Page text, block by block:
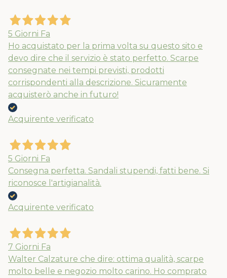
5 Giorni Fa
Ho acquistato per la prima volta su questo sito e
devo dire che il servizio è stato perfetto. Scarpe
consegnate nei tempi previsti, prodotti
corrispondenti alla descrizione. Sicuramente
acquisterò anche in futuro!
Acquirente verificato
5 Giorni Fa
Consegna perfetta. Sandali stupendi, fatti bene. Si
riconosce l'artigianalità.
Acquirente verificato
7 Giorni Fa
Walter Calzature che dire: ottima qualità, scarpe
molto belle e negozio molto carino. Ho comprato